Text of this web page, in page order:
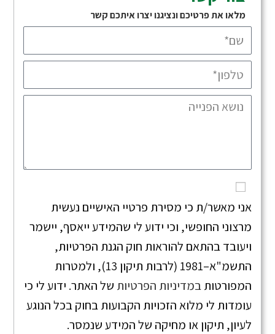
מלאו את פרטיכם ונציגנו יצרו איתכם קשר
אני מאשר/ת כי מסירת פרטיי האישיים נעשית
מרצוני החופשי, וכי ידוע לי שהמידע ייאסף, יישמר
ויעובד בהתאם להוראות חוק הגנת הפרטיות,
התשמ"א–1981 (לרבות תיקון 13), ולמטרות
המפורטותבמדיניות הפרטיות של האתר. ידוע לי כי
עומדות לי מלוא הזכויות הקבועות בחוק בכל הנוגע
לעיון, תיקון או מחיקה של המידע שנמסר.